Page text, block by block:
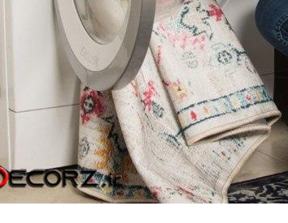
و
نکات و ترفندها
چه رنگی برای
انتخاب کنیم؟
6 سال قبل